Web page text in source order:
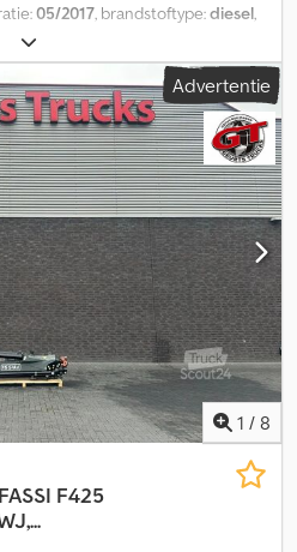
05/2017 , brandstoftype:diesel
wit, soort overbrenging:
6, aantal zitplaatsen:3,
, laadruimtebreedte:2.250 mm,
, Bouwjaar:2017, Uitrusting:ABS,
elektronisch
laadklep, navigatiesysteem,
* Open laadbak met huif * Laadklep
206.787 * Cilinderinhoud 98 *
mm * Laadruimte hoogte 2450
* 2 sleutels *
90% Codpfxoxzwqmo Ahmerf *
* Camera * ZCFC270D5059000
12:00 13:00-18:00, zaterdag 07:30-
Viber: Alexandar Ilic *
Ilic
Advertentie
1 / 8
F425